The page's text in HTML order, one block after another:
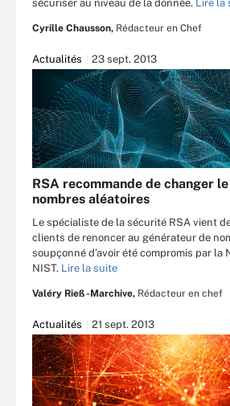
sécuriser au niveau de la donnée. Lire
Cyrille Chausson, Rédacteur en Chef
Actualités 23 sept. 2013
RSA recommande de changer
nombres aléatoires
Le spécialiste de la sécurité RSA vient
clients de renoncer au générateur de
soupçonné d’avoir été compromis par la
NIST. Lire la suite
Valéry Rieß-Marchive, Rédacteur en chef
Actualités 21 sept. 2013